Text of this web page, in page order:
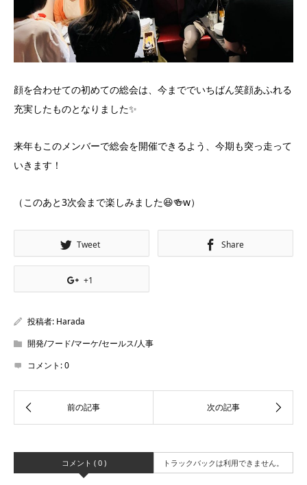
顔を合わせての初めての総会は、今まででいちばん笑顔あふれる
充実したものとなりました✨
来年もこのメンバーで総会を開催できるよう、今期も突っ走って
いきます！
（このあと3次会まで楽しみました😆🍻w）
Tweet Share
+1
投稿者: Harada
開発/フード/マーケ/セールス/人事
コメント:0
コメント ( 0 ) トラックバックは利用できません。